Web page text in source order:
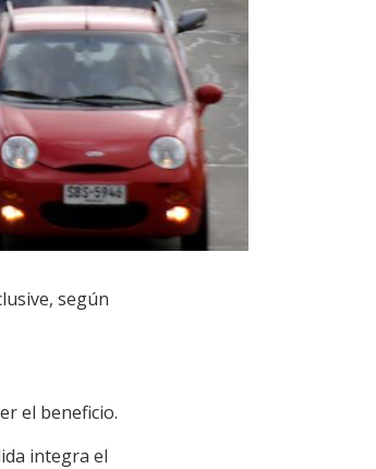
según
el beneficio.
integra el